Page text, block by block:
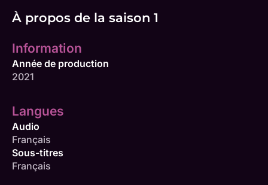
À propos de la saison 1
Information
Année de production
2021
Langues
Audio
Français
Sous-titres
Français